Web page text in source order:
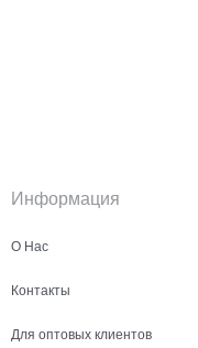
Информация
О Нас
Контакты
Для оптовых клиентов